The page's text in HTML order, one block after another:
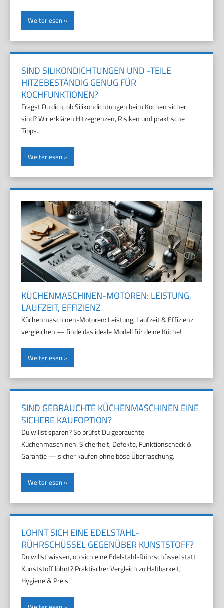
Weiterlesen
SIND SILIKONDICHTUNGEN UND -TEILE
HITZEBESTÄNDIG GENUG FÜR
KOCHFUNKTIONEN?
Fragst Du dich, ob Silikondichtungen beim Kochen sicher
sind? Wir erklären Hitzegrenzen, Risiken und praktische
Tipps.
Weiterlesen
KÜCHENMASCHINEN-MOTOREN: LEISTUNG,
LAUFZEIT, EFFIZIENZ
Küchenmaschinen-Motoren: Leistung, Laufzeit & Effizienz
vergleichen — finde das ideale Modell für deine Küche!
Weiterlesen
SIND GEBRAUCHTE KÜCHENMASCHINEN EINE
SICHERE KAUFOPTION?
Du willst sparen? So prüfst Du gebrauchte
Küchenmaschinen: Sicherheit, Defekte, Funktionscheck &
Garantie — sicher kaufen ohne böse Überraschung.
Weiterlesen
LOHNT SICH EINE EDELSTAHL-
RÜHRSCHÜSSEL GEGENÜBER KUNSTSTOFF?
Du willst wissen, ob sich eine Edelstahl-Rührschüssel statt
Kunststoff lohnt? Praktischer Vergleich zu Haltbarkeit,
Hygiene & Preis.